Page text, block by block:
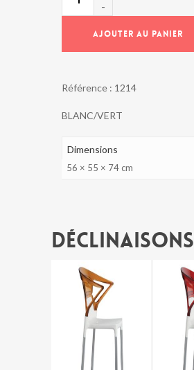
TABOURET
BLANC/VERTAJOUTER AU PANIER
Référence : 1214
BLANC/VERT
Dimensions
56 × 55 × 74 cm
Déclinaisons